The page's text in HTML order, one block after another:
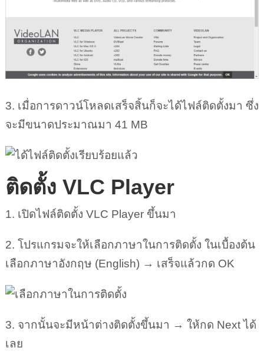
3. เมื่อการดาวน์โหลดเสร็จสิ้นก็จะได้ไฟล์ติดตั้งมา ซึ่ง
จะมีขนาดประมาณมา 41 MB
ติดตั้ง VLC Player
1. เปิดไฟล์ติดตั้ง VLC Player ขึ้นมา
2. โปรแกรมจะให้เลือกภาษาในการติดตั้ง ในเบื้องต้น
เลือกภาษาอังกฤษ (English) → เสร็จแล้วกด OK
3. จากนั้นจะมีหน้าต่างติดตั้งขึ้นมา → ให้กด Next ได้
เลย